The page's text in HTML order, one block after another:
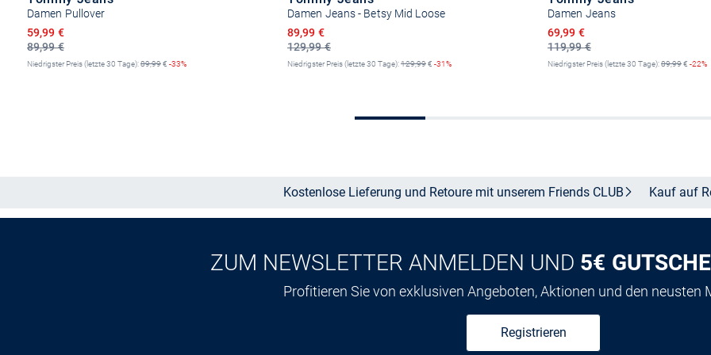
Damen Pullover
89,99 €
Ermäßigter Preis
59,99 €
Niedrigster Preis (letzte 30 Tage):89,99€ -33%
Damen Jeans - Betsy Mid Loose
129,99 €
Ermäßigter Preis
89,99 €
Niedrigster Preis (letzte 30 Tage):129,99€ -31%
Damen Jeans
119,99 €
Ermäßigter Preis
69,99 €
Niedrigster Preis (letzte 30 Tage):89,99€ -22%
Kostenlose Lieferung und Retoure mit unserem Friends CLUB Kauf auf
ZUM NEWSLETTER ANMELDEN UND 5€
Profitieren Sie von exklusiven Angeboten, Aktionen und den neusten
Registrieren